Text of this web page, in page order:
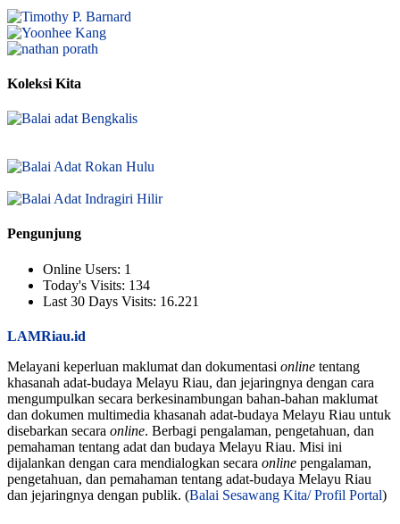
Koleksi Kita
Pengunjung
Online Users: 1
Today's Visits: 134
Last 30 Days Visits: 16.221
LAMRiau.id
Melayani keperluan maklumat dan dokumentasi online tentang
khasanah adat-budaya Melayu Riau, dan jejaringnya dengan cara
mengumpulkan secara berkesinambungan bahan-bahan maklumat
dan dokumen multimedia khasanah adat-budaya Melayu Riau untuk
disebarkan secara online. Berbagi pengalaman, pengetahuan, dan
pemahaman tentang adat dan budaya Melayu Riau. Misi ini
dijalankan dengan cara mendialogkan secara online pengalaman,
pengetahuan, dan pemahaman tentang adat-budaya Melayu Riau
dan jejaringnya dengan publik. (Balai Sesawang Kita/ Profil Portal)